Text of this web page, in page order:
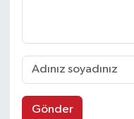
Gönder